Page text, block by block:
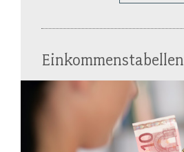
Einkommenstabellen